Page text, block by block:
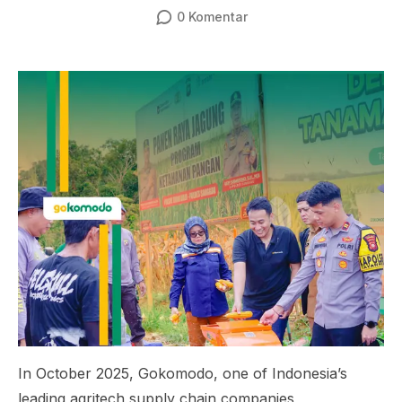
0Komentar
In October 2025, Gokomodo, one of Indonesia’s
leading agritech supply chain companies,